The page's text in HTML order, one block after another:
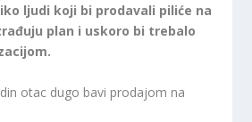
ljudi koji bi prodavali piliće na
plan i uskoro bi trebalo
otac dugo bavi prodajom na